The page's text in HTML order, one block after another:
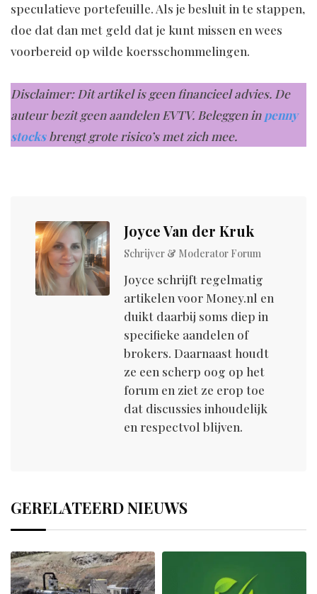
speculatieve portefeuille. Als je besluit in te stappen,
doe dat dan met geld dat je kunt missen en wees
voorbereid op wilde koersschommelingen.
Disclaimer: Dit artikel is geen financieel advies. De
auteur bezit geen aandelen EVTV. Beleggen inpenny
stocksbrengt grote risico’s met zich mee.
Joyce Van der Kruk
Schrijver & Moderator Forum
Joyce schrijft regelmatig
artikelen voor M0ney.nl en
duikt daarbij soms diep in
specifieke aandelen of
brokers. Daarnaast houdt
ze een scherp oog op het
forum en ziet ze erop toe
dat discussies inhoudelijk
en respectvol blijven.
GERELATEERD NIEUWS